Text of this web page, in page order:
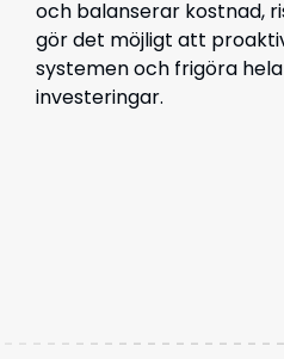
och balanserar kostnad,
gör det möjligt att
systemen och frigöra
investeringar.